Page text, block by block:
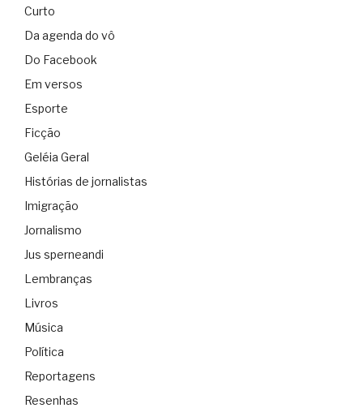
Curto
Da agenda do vô
Do Facebook
Em versos
Esporte
Ficção
Geléia Geral
Histórias de jornalistas
Imigração
Jornalismo
Jus sperneandi
Lembranças
Livros
Música
Política
Reportagens
Resenhas